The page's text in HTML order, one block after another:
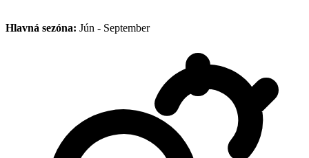
Hlavná sezóna: Jún - September